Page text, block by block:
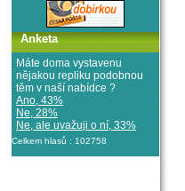
Anketa
Máte doma vystavenu
nějakou repliku podobnou
těm v naší nabídce ?
Ano, 43%
Ne, 28%
Ne, ale uvažuji o ní, 33%
Celkem hlasů : 102758